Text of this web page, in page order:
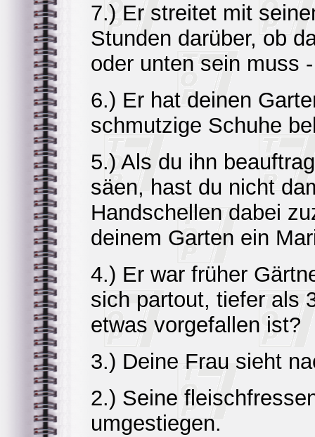
7.) Er streitet mit
Stunden darüber, ob
oder unten sein muss
6.) Er hat deinen
schmutzige Schuhe
5.) Als du ihn
säen, hast du nicht
Handschellen dabei
deinem Garten ein
4.) Er war früher
sich partout, tiefer als
etwas vorgefallen ist?
3.) Deine Frau sieht
2.) Seine
umgestiegen.